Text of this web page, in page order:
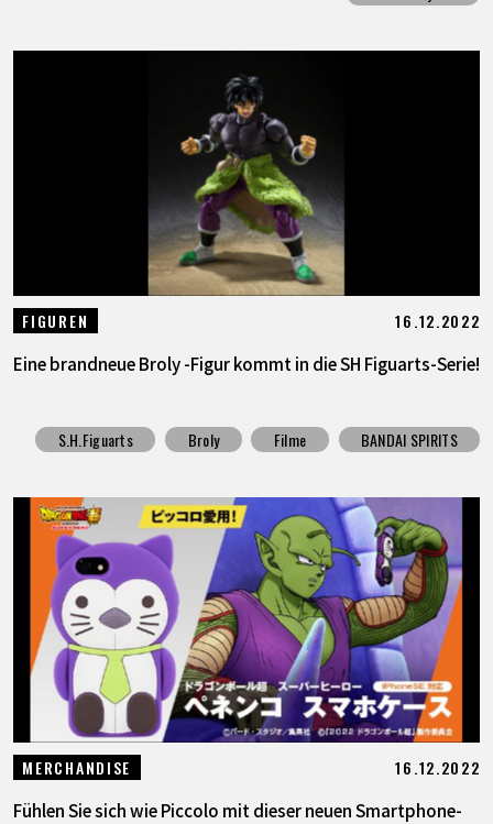
FIGUREN 16.12.2022
Eine brandneue Broly -Figur kommt in die SH Figuarts-Serie!
S.H.Figuarts Broly Filme BANDAI SPIRITS
MERCHANDISE 16.12.2022
Fühlen Sie sich wie Piccolo mit dieser neuen Smartphone-